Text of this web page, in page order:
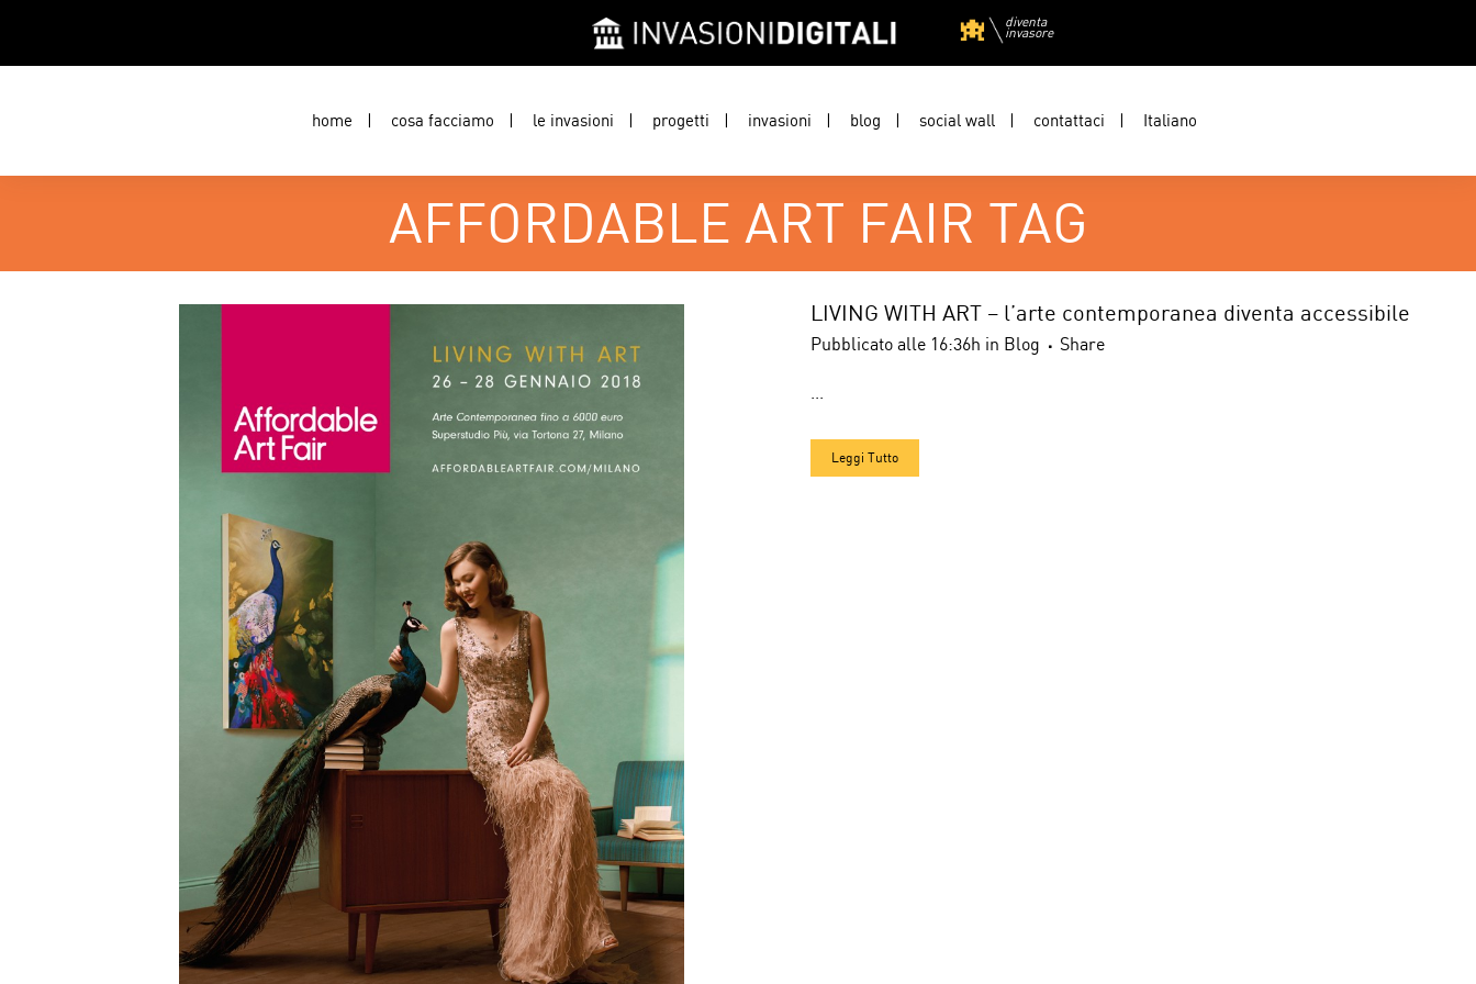
diventa
invasore
home cosa facciamo le invasioni progetti invasioni blog social wall contattaci Italiano
AFFORDABLE ART FAIR TAG
LIVING WITH ART – l’arte contemporanea diventa accessibile
Pubblicato alle 16:36h in Blog Share
...
Leggi Tutto